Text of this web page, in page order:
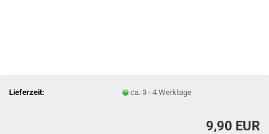
Lieferzeit: ca. 3 - 4 Werktage
9,90 EUR